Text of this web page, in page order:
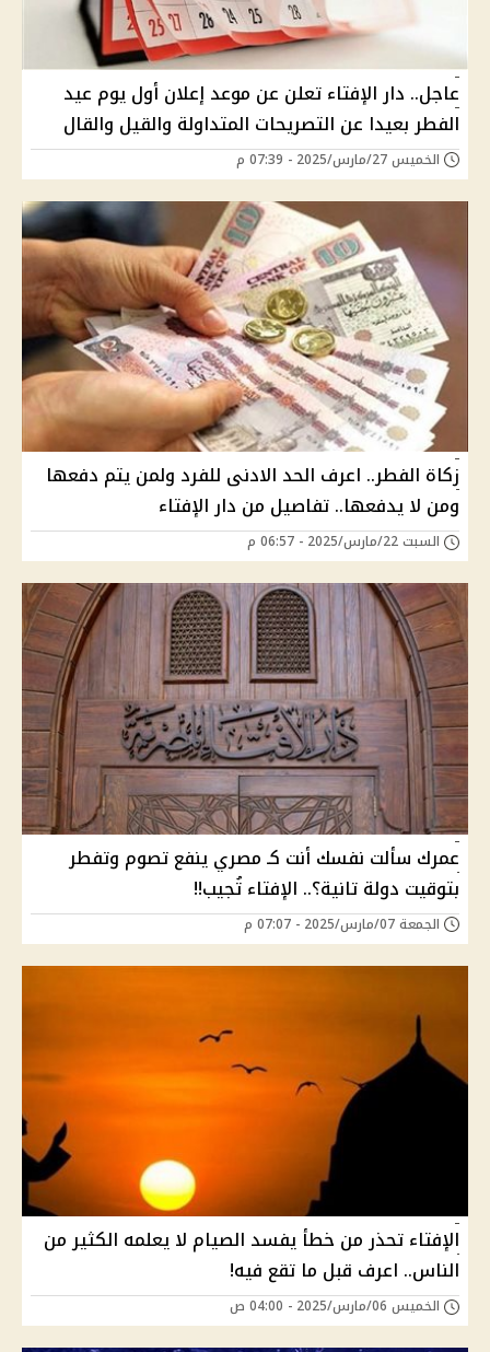
عاجل.. دار الإفتاء تعلن عن موعد إعلان أول يوم عيد
الفطر بعيدا عن التصريحات المتداولة والقيل والقال
الخميس 27/مارس/2025 - 07:39 م
زكاة الفطر.. اعرف الحد الادنى للفرد ولمن يتم دفعها
ومن لا يدفعها.. تفاصيل من دار الإفتاء
السبت 22/مارس/2025 - 06:57 م
عمرك سألت نفسك أنت كـ مصري ينفع تصوم وتفطر
بتوقيت دولة تانية؟.. الإفتاء تُجيب!!
الجمعة 07/مارس/2025 - 07:07 م
الإفتاء تحذر من خطأ يفسد الصيام لا يعلمه الكثير من
الناس.. اعرف قبل ما تقع فيه!
الخميس 06/مارس/2025 - 04:00 ص